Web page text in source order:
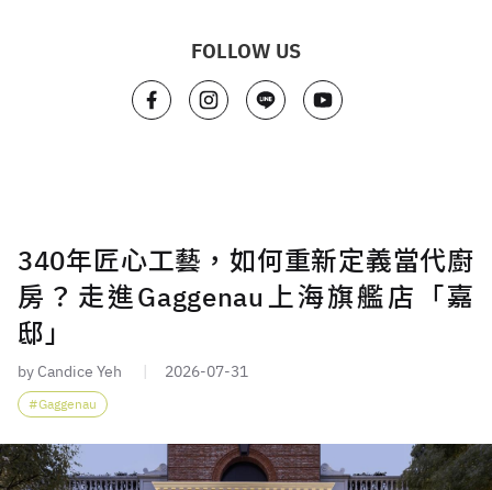
FOLLOW US
340年匠心工藝，如何重新定義當代廚
房？走進Gaggenau上海旗艦店「嘉
邸」
by Candice Yeh 2026-07-31
Gaggenau